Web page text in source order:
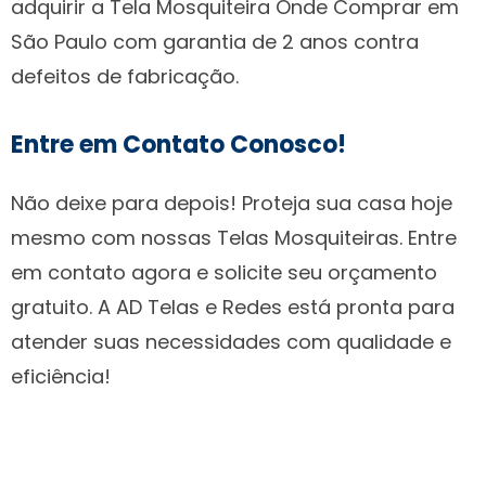
adquirir a Tela Mosquiteira Onde Comprar em
São Paulo com garantia de 2 anos contra
defeitos de fabricação.
Entre em Contato Conosco!
Não deixe para depois! Proteja sua casa hoje
mesmo com nossas Telas Mosquiteiras. Entre
em contato agora e solicite seu orçamento
gratuito. A AD Telas e Redes está pronta para
atender suas necessidades com qualidade e
eficiência!